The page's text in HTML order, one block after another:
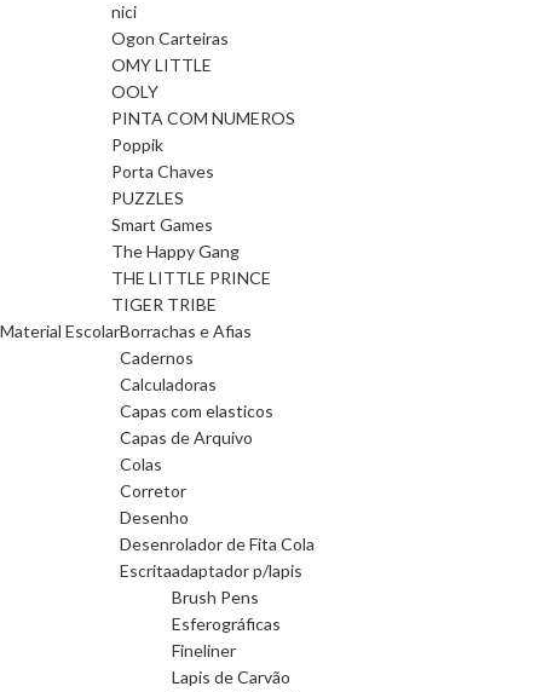
nici
Ogon Carteiras
OMY LITTLE
OOLY
PINTA COM NUMEROS
Poppik
Porta Chaves
PUZZLES
Smart Games
The Happy Gang
THE LITTLE PRINCE
TIGER TRIBE
Material EscolarBorrachas e Afias
Cadernos
Calculadoras
Capas com elasticos
Capas de Arquivo
Colas
Corretor
Desenho
Desenrolador de Fita Cola
Escritaadaptador p/lapis
Brush Pens
Esferográficas
Fineliner
Lapis de Carvão